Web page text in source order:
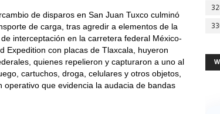
de disparos en San Juan Tuxco culminó
de carga, tras agredir a elementos de la
interceptación en la carretera federal México-
Expedition con placas de Tlaxcala, huyeron
quienes repelieron y capturaron a uno al
cartuchos, droga, celulares y otros objetos,
que evidencia la audacia de bandas